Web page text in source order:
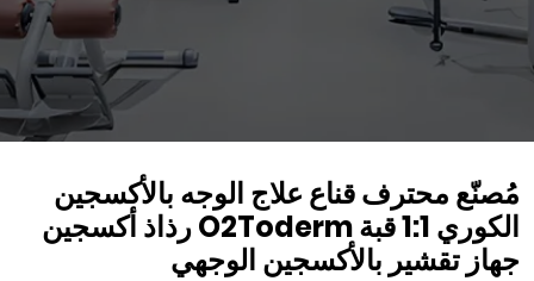
مُصنّع محترف قناع علاج الوجه بالأكسجين
الكوري 1:1 قبة O2Toderm رذاذ أكسجين
جهاز تقشير بالأكسجين الوجهي